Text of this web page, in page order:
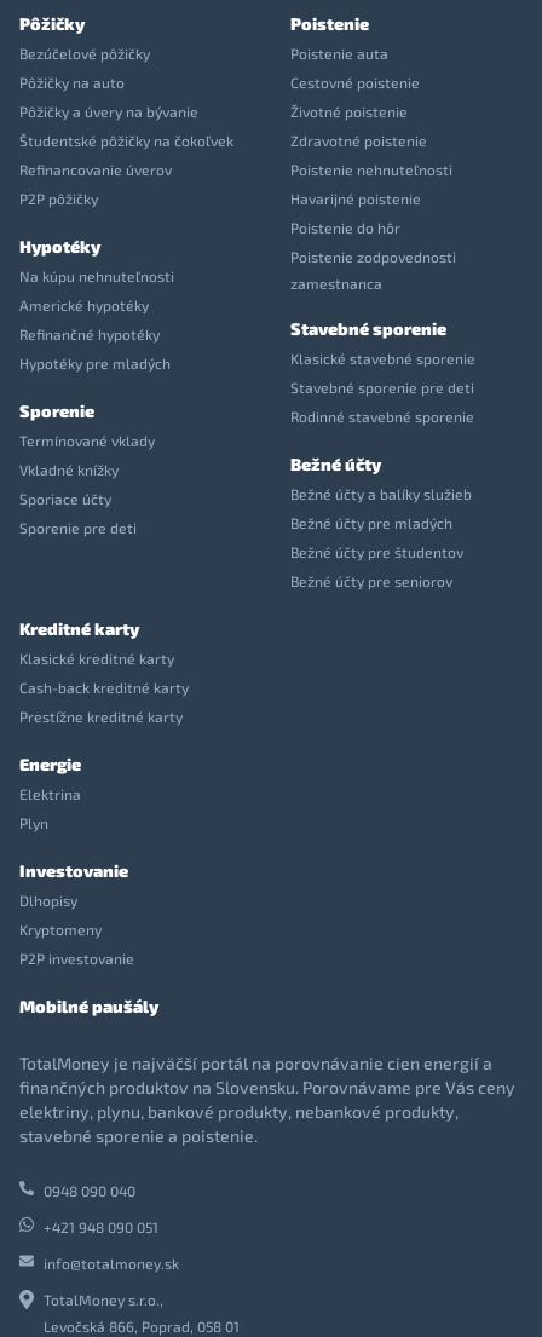
Pôžičky
Bezúčelové pôžičky
Pôžičky na auto
Pôžičky a úvery na bývanie
Študentské pôžičky na čokoľvek
Refinancovanie úverov
P2P pôžičky
Hypotéky
Na kúpu nehnuteľnosti
Americké hypotéky
Refinančné hypotéky
Hypotéky pre mladých
Sporenie
Termínované vklady
Vkladné knížky
Sporiace účty
Sporenie pre deti
Poistenie
Poistenie auta
Cestovné poistenie
Životné poistenie
Zdravotné poistenie
Poistenie nehnuteľnosti
Havarijné poistenie
Poistenie do hôr
Poistenie zodpovednosti
zamestnanca
Stavebné sporenie
Klasické stavebné sporenie
Stavebné sporenie pre deti
Rodinné stavebné sporenie
Bežné účty
Bežné účty a balíky služieb
Bežné účty pre mladých
Bežné účty pre študentov
Bežné účty pre seniorov
Kreditné karty
Klasické kreditné karty
Cash-back kreditné karty
Prestížne kreditné karty
Energie
Elektrina
Plyn
Investovanie
Dlhopisy
Kryptomeny
P2P investovanie
Mobilné paušály
TotalMoney je najväčší portál na porovnávanie cien energií a
finančných produktov na Slovensku. Porovnávame pre Vás ceny
elektriny, plynu, bankové produkty, nebankové produkty,
stavebné sporenie a poistenie.
0948 090 040
+421 948 090 051
info@totalmoney.sk
TotalMoney s.r.o.,
Levočská 866, Poprad, 058 01